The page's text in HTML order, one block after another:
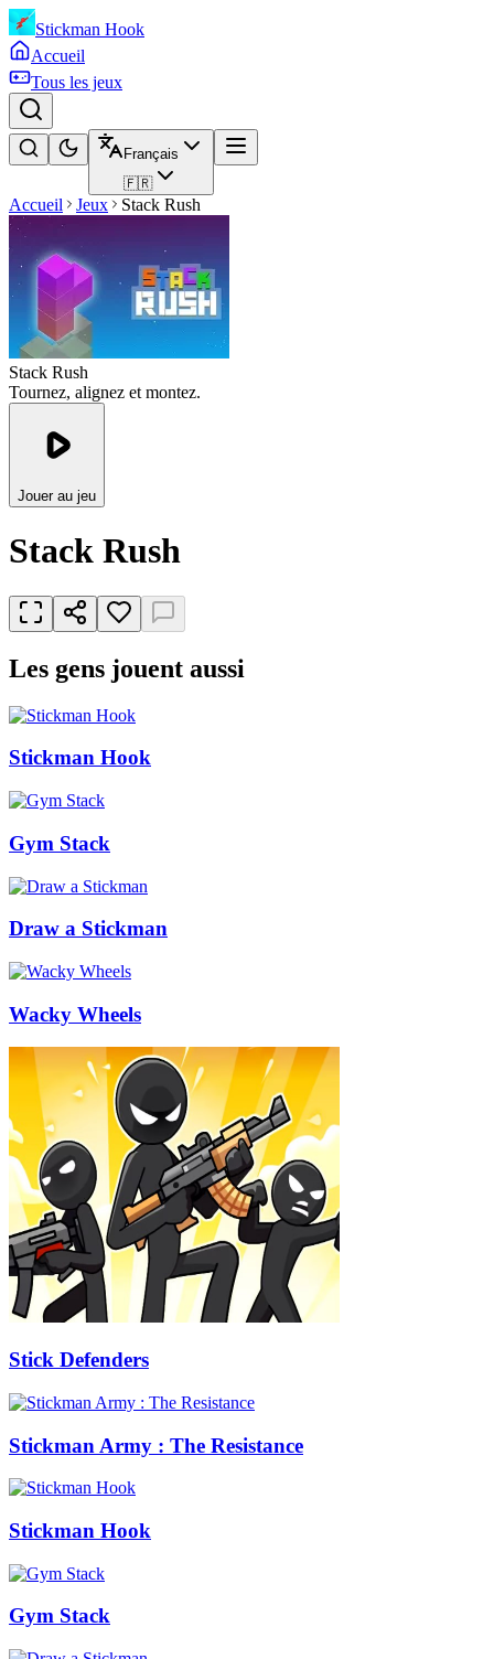
Stickman Hook
Accueil
Tous les jeux
Français
🇫🇷
Accueil Jeux Stack Rush
Stack Rush
Tournez, alignez et montez.
Jouer au jeu
Stack Rush
Les gens jouent aussi
Stickman Hook
Gym Stack
Draw a Stickman
Wacky Wheels
Stick Defenders
Stickman Army : The Resistance
Stickman Hook
Gym Stack